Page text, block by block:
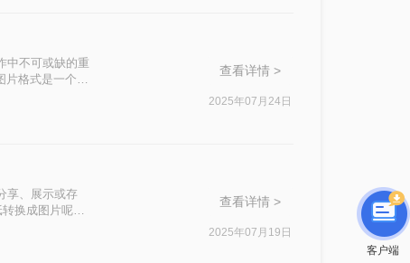
中不可或缺的重
片格式是一个明
查看详情 >
2025年07月24日
享、展示或存
换成图片呢？
查看详情 >
2025年07月19日
客户端